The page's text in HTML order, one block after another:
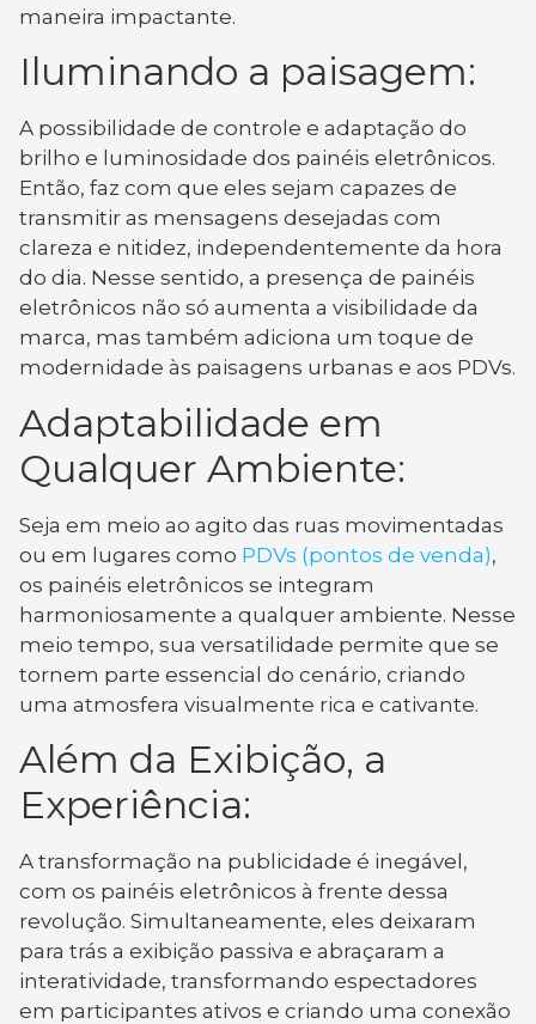
maneira impactante.
Iluminando a paisagem:
A possibilidade de controle e adaptação do
brilho e luminosidade dos painéis eletrônicos.
Então, faz com que eles sejam capazes de
transmitir as mensagens desejadas com
clareza e nitidez, independentemente da hora
do dia. Nesse sentido, a presença de painéis
eletrônicos não só aumenta a visibilidade da
marca, mas também adiciona um toque de
modernidade às paisagens urbanas e aos PDVs.
Adaptabilidade em
Qualquer Ambiente:
Seja em meio ao agito das ruas movimentadas
ou em lugares como PDVs (pontos de venda),
os painéis eletrônicos se integram
harmoniosamente a qualquer ambiente. Nesse
meio tempo, sua versatilidade permite que se
tornem parte essencial do cenário, criando
uma atmosfera visualmente rica e cativante.
Além da Exibição, a
Experiência:
A transformação na publicidade é inegável,
com os painéis eletrônicos à frente dessa
revolução. Simultaneamente, eles deixaram
para trás a exibição passiva e abraçaram a
interatividade, transformando espectadores
em participantes ativos e criando uma conexão